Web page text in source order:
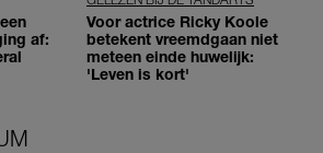
af:
Voor actrice Ricky Koole
betekent vreemdgaan niet
meteen einde huwelijk:
'Leven is kort'